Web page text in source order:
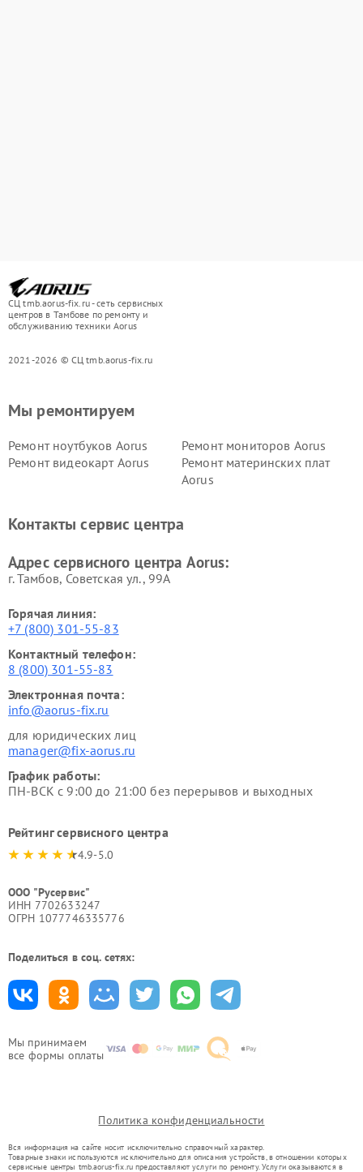
СЦ tmb.aorus-fix.ru - сеть сервисных
центров в Тамбове по ремонту и
обслуживанию техники Aorus
2021-2026 © СЦ tmb.aorus-fix.ru
Мы принимаем
все формы оплаты
Мы ремонтируем
Ремонт ноутбуков Aorus
Ремонт мониторов Aorus
Ремонт видеокарт Aorus
Ремонт материнских плат
Aorus
Контакты сервис центра
Адрес сервисного центра Aorus:
г. Тамбов, Советская ул., 99А
Горячая линия:
+7 (800) 301-55-83
Контактный телефон:
8 (800) 301-55-83
Электронная почта:
info@aorus-fix.ru
для юридических лиц
manager@fix-aorus.ru
График работы:
ПН-ВСК с 9:00 до 21:00 без перерывов и выходных
Рейтинг сервисного центра
4.9-5.0
ООО "Русервис"
ИНН 7702633247
ОГРН 1077746335776
Поделиться в соц. сетях:
Политика конфиденциальности
Вся информация на сайте носит исключительно справочный характер.
Товарные знаки используются исключительно для описания устройств, в отношении которых
сервисные центры tmb.aorus-fix.ru предоставляют услуги по ремонту. Услуги оказываются в